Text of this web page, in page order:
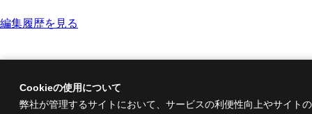
編集履歴を見る
Cookieの使用について
弊社が管理するサイトにおいて、サービスの利便性向上やサイト